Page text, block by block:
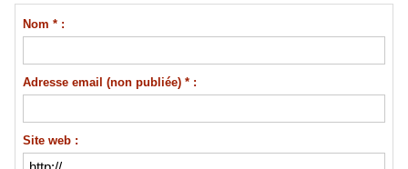
Nom * :
Adresse email (non publiée) * :
Site web :